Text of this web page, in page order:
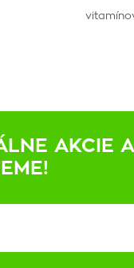
AKCIE